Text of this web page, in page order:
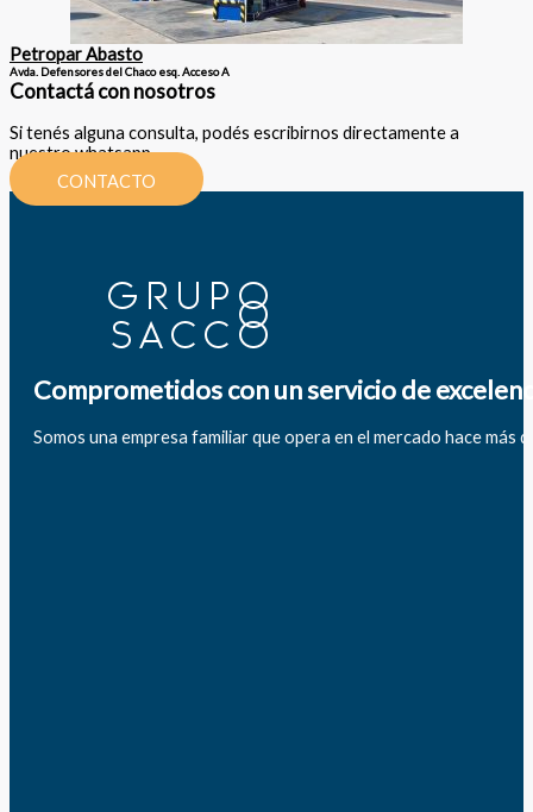
Petropar Abasto
Avda. Defensores del Chaco esq. Acceso A
Contactá con nosotros
Si tenés alguna consulta, podés escribirnos directamente a
nuestro whatsapp.
CONTACTO
Comprometidos con un servicio de
Somos una empresa familiar que opera en el mercado hace más